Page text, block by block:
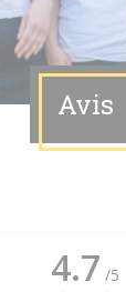
Avis
4.7 /5